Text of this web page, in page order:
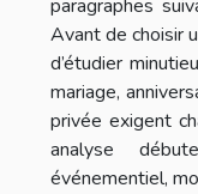
paragraphes
Avant de choisir
d’étudier
mariage,
privée exigent
analyse
événementiel,